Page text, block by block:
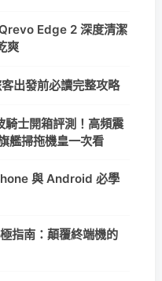
Edge 2 深度清潔
爽
出發前必讀完整攻略
士開箱評測！高頻震
艦掃拖機皇一次看
與 Android 必學
指南：顛覆終端機的